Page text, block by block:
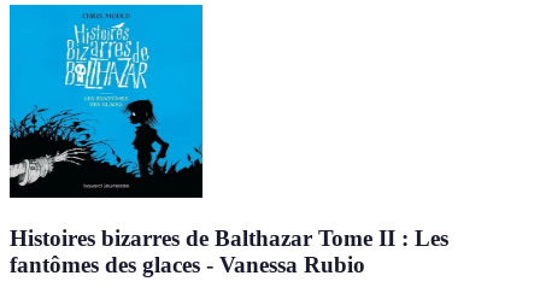
Histoires bizarres de Balthazar Tome II : Les
fantômes des glaces - Vanessa Rubio